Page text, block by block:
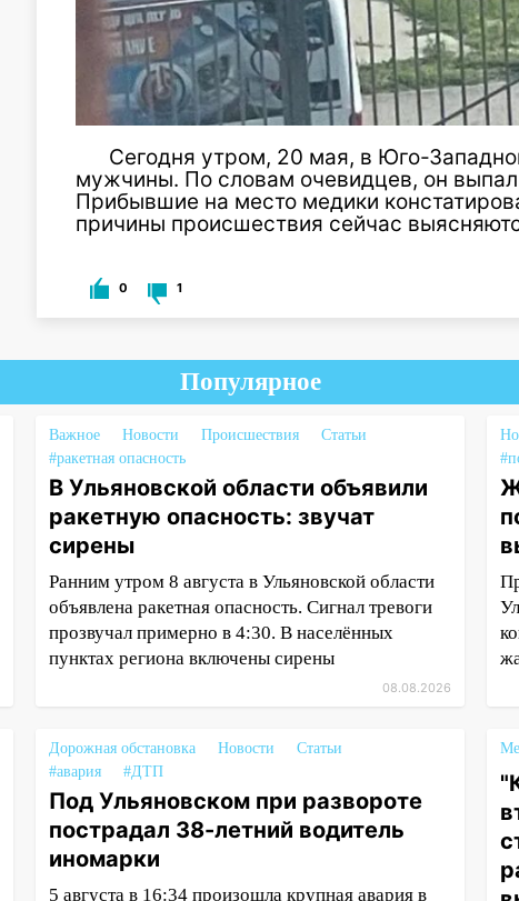
Сегодня утром, 20 мая, в Юго-
мужчины. По словам очевидцев, он выпал
Прибывшие на место медики
причины происшествия сейчас
0 1
Популярное
Важное Новости Происшествия
Статьи
#ракетная опасность
В Ульяновской области объявили
ракетную опасность: звучат
сирены
Ранним утром 8 августа в Ульяновской области
объявлена ракетная опасность. Сигнал тревоги
прозвучал примерно в 4:30. В населённых
пунктах региона включены сирены
08.08.2026
Дорожная обстановка Новости
Статьи
#авария
#ДТП
Под Ульяновском при развороте
пострадал 38-летний водитель
иномарки
5 августа в 16:34 произошла крупная авария в